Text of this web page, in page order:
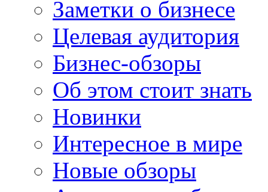
Заметки о бизнесе
Целевая аудитория
Бизнес-обзоры
Об этом стоит знать
Новинки
Интересное в мире
Новые обзоры